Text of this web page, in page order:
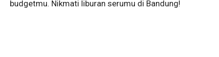
budgetmu. Nikmati liburan serumu di Bandung!